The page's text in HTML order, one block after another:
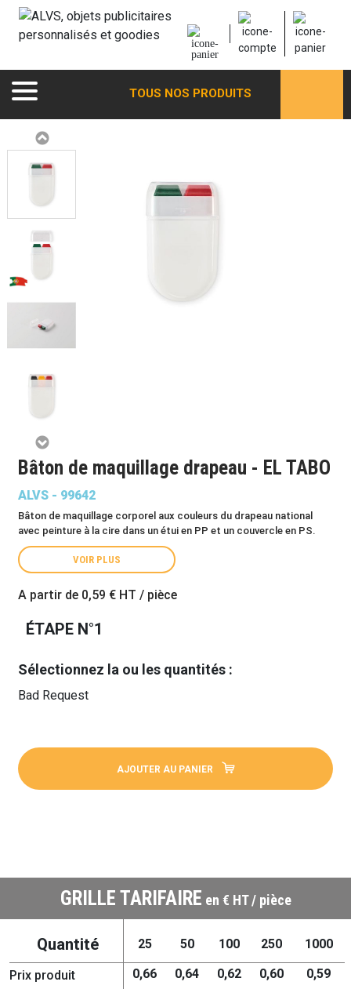
TOUS NOS PRODUITS
Bâton de maquillage drapeau - EL TABO
ALVS - 99642
Bâton de maquillage corporel aux couleurs du drapeau national
avec peinture à la cire dans un étui en PP et un couvercle en PS.
VOIR PLUS
A partir de 0,59 € HT / pièce
ÉTAPE N°1
Sélectionnez la ou les quantités :
Bad Request
AJOUTER AU PANIER
GRILLE TARIFAIRE en € HT / pièce
Quantité 25 50 100 250 1000
Prix produit 0,66 0,64 0,62 0,60
0,59